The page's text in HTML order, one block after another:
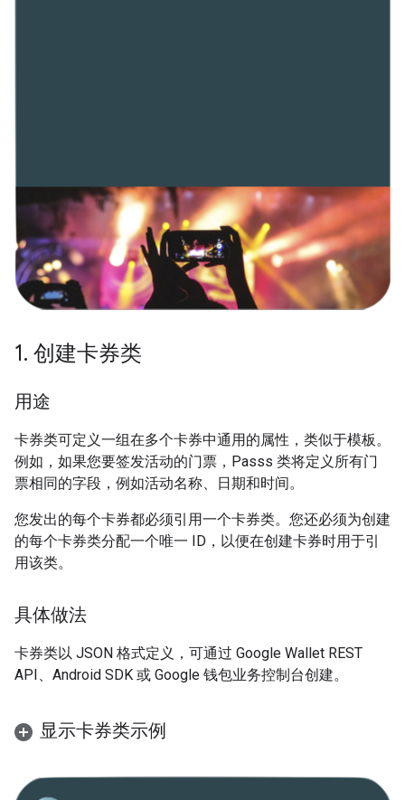
1. 创建卡券类
用途
卡券类可定义一组在多个卡券中通用的属性，类似于模板。
例如，如果您要签发活动的门票，Passs 类将定义所有门
票相同的字段，例如活动名称、日期和时间。
您发出的每个卡券都必须引用一个卡券类。您还必须为创建
的每个卡券类分配一个唯一 ID，以便在创建卡券时用于引
用该类。
具体做法
卡券类以 JSON 格式定义，可通过 Google Wallet REST
API、Android SDK 或 Google 钱包业务控制台创建。
显示卡券类示例